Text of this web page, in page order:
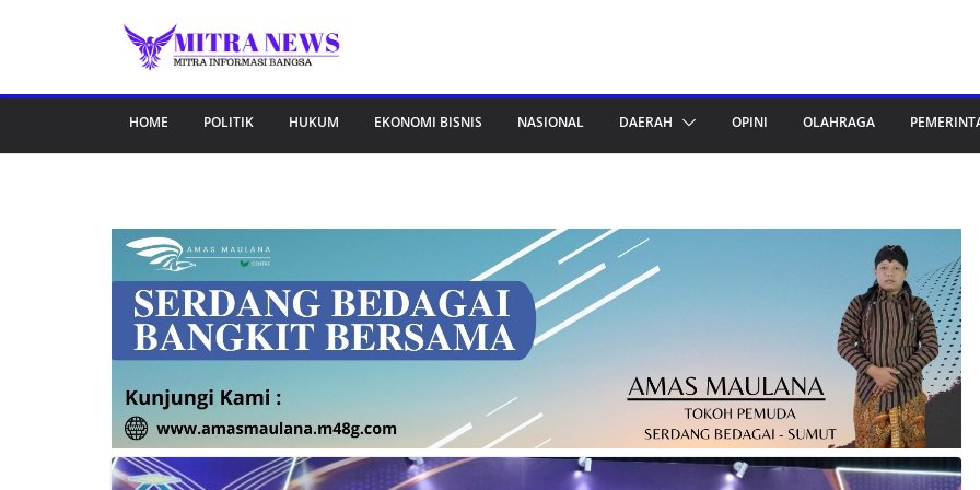
HOME POLITIK HUKUM EKONOMI BISNIS NASIONAL DAERAH OPINI OLAHRAGA